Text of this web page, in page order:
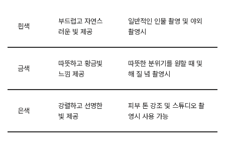
흰색
부드럽고 자연스
러운 빛 제공
일반적인 인물 촬영 및 야외
촬영시
금색
따뜻하고 황금빛
느낌 제공
따뜻한 분위기를 원할 때 및
해 질 녘 촬영시
은색
강렬하고 선명한
빛 제공
피부 톤 강조 및 스튜디오 촬
영시 사용 가능